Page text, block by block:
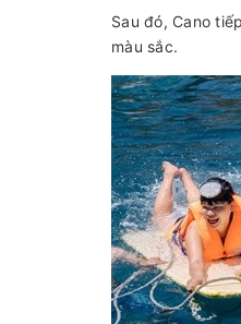
Sau đó, Cano
màu sắc.